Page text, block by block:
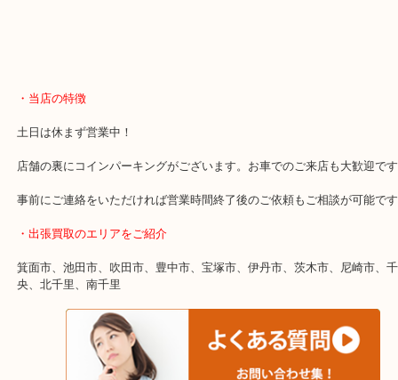
・当店の特徴
土日は休まず営業中！